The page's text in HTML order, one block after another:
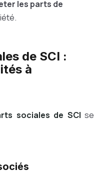
les parts de
de SCI :
à
sociales de SCI se